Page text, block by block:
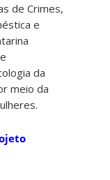
de Crimes,
e
da
meio da